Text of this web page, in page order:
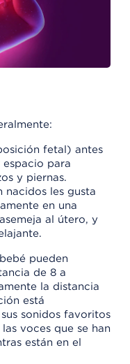
fetal) antes
para
y piernas.
nacidos les gusta
en una
al útero, y
pueden
de 8 a
la distancia
está
sonidos favoritos
voces que se han
están en el